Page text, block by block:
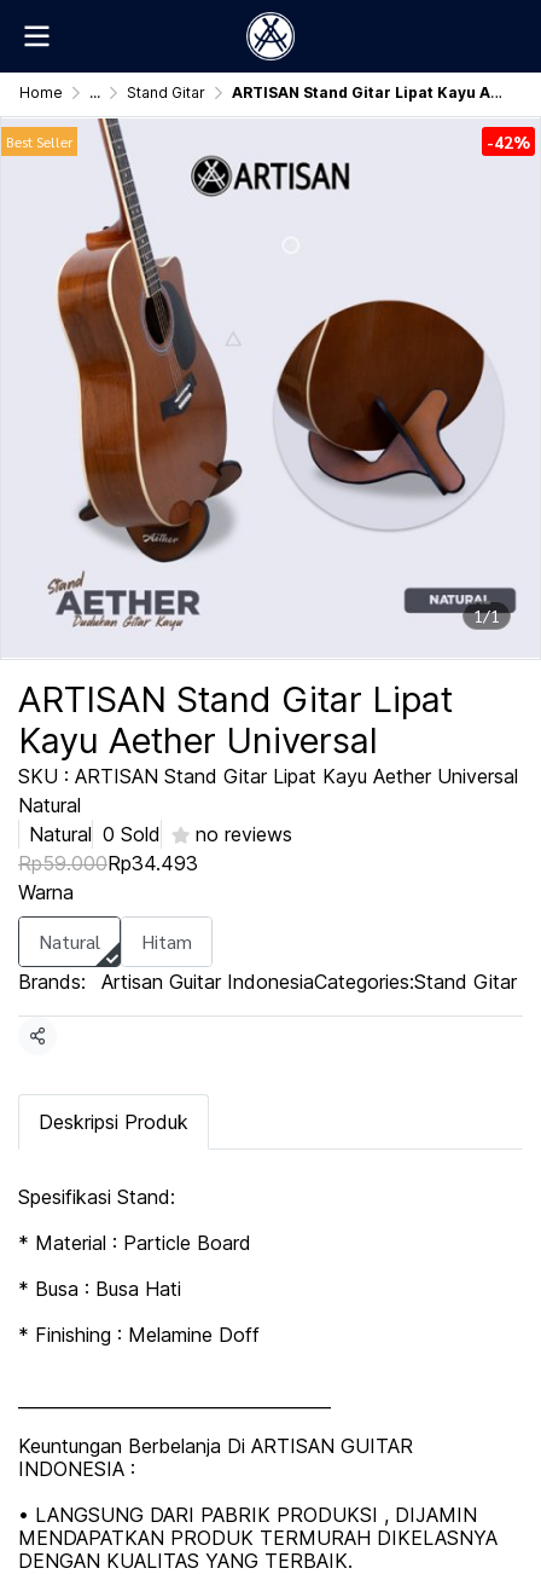
Home ... Stand Gitar ARTISAN Stand Gitar Lipat Kayu Aether Universal
1/1
Best Seller -42%
ARTISAN Stand Gitar Lipat
Kayu Aether Universal
SKU : ARTISAN Stand Gitar Lipat Kayu Aether Universal
Natural
Natural 0 Sold
no reviews
Rp59.000Rp34.493
Warna
Natural Hitam
Brands: Artisan Guitar IndonesiaCategories:Stand Gitar
Share
Deskripsi Produk
Spesifikasi Stand:
* Material : Particle Board
* Busa : Busa Hati
* Finishing : Melamine Doff
Keuntungan Berbelanja Di ARTISAN GUITAR
INDONESIA :
• LANGSUNG DARI PABRIK PRODUKSI , DIJAMIN
MENDAPATKAN PRODUK TERMURAH DIKELASNYA
DENGAN KUALITAS YANG TERBAIK.